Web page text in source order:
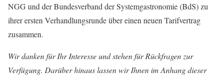
NGG und der Bundesverband der Systemgastronomie (BdS) zu
ihrer ersten Verhandlungsrunde über einen neuen Tarifvertrag
zusammen.
Wir danken für Ihr Interesse und stehen für Rückfragen zur
Verfügung. Darüber hinaus lassen wir Ihnen im Anhang dieser